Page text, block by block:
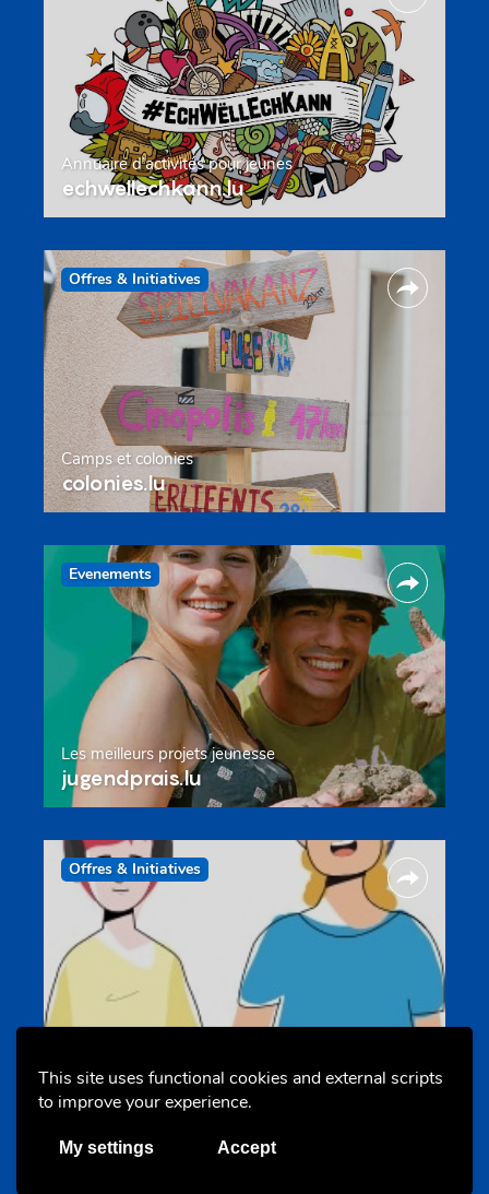
This site uses functional cookies and external scripts
to improve your experience.
My settings Accept
Annuaire d’activités pour jeunes
echwellechkann.lu
Offres & Initiatives
Camps et colonies
colonies.lu
Evenements
Les meilleurs projets jeunesse
jugendprais.lu
Offres & Initiatives
s-team.lu
Portails